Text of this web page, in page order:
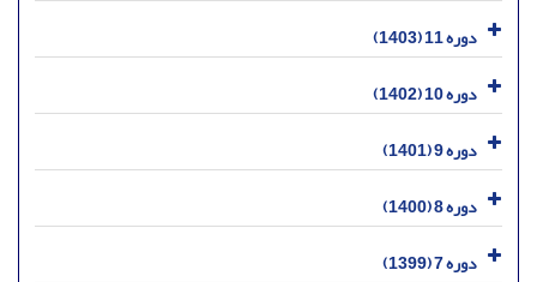
دوره 11 (1403)
دوره 10 (1402)
دوره 9 (1401)
دوره 8 (1400)
دوره 7 (1399)